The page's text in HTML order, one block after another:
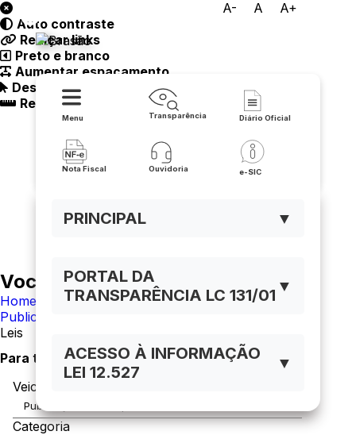
A- A A+
Menu Transparência Diário Oficial
Nota Fiscal Ouvidoria e-SIC
PRINCIPAL ▼
PORTAL DA
TRANSPARÊNCIA LC 131/01 ▼
ACESSO À INFORMAÇÃO
LEI 12.527
▼
Auto contraste
Realçar links
Preto e branco
Aumentar espaçamento
Destacando cursor
Regua guia
Você está navegando em:
Home
Publicações
Leis
Para ter acesso as leis anteriores,CLIQUE AQUI
Veiculo de Publicação
Categoria